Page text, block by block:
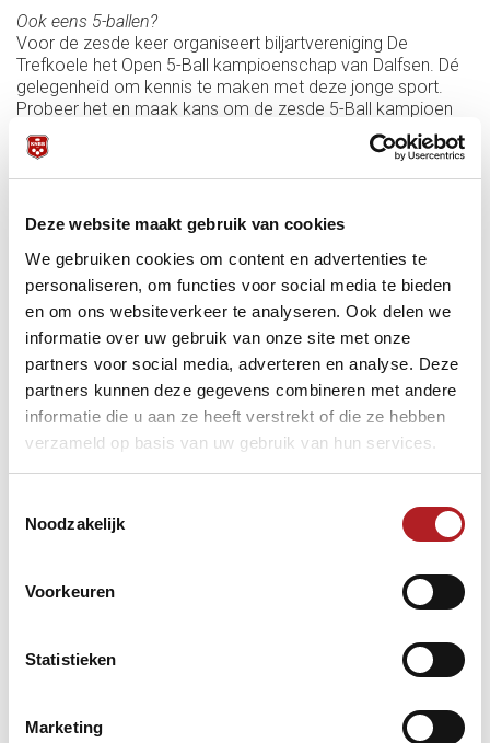
Deze website maakt gebruik van cookies
We gebruiken cookies om content en advertenties te
personaliseren, om functies voor social media te bieden
en om ons websiteverkeer te analyseren. Ook delen we
informatie over uw gebruik van onze site met onze
partners voor social media, adverteren en analyse. Deze
partners kunnen deze gegevens combineren met andere
informatie die u aan ze heeft verstrekt of die ze hebben
verzameld op basis van uw gebruik van hun services.
Noodzakelijk
Voorkeuren
Statistieken
Marketing
Ook eens 5-ballen?
Voor de zesde keer organiseert biljartvereniging De
Trefkoele het Open 5-Ball kampioenschap van Dalfsen. Dé
gelegenheid om kennis te maken met deze jonge sport.
Probeer het en maak kans om de zesde 5-Ball kampioen
van Dalfsen te worden. Geen lid van een biljartvereniging?
Geen probleem. Iedereen kan zich inschrijven, behalve
spelers met een gemiddelde van 3.25 libre en hoger.
De poulewedstrijden worden gespeeld op dinsdag 17 en
woensdag 18 december, zowel overdag als 's avonds.
Voorkeur dagdeel kan bij inschrijving aangegeven worden!
De finalewedstrijden worden gespeeld op vrijdagavond 20
december. Plaats van handeling: biljartaccommodatie De
Trefkoele+ in Dalfsen.
Het inschrijfgeld bedraagt € 5,-- inclusief 1 kop koffie. Je
speelt in een poule, dus altijd meer dan één partij. De
partijen van een poule worden in één dagdeel afgewerkt.
Heb je zelf geen keu? Geen probleem. Er staat een keu